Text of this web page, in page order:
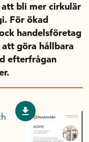
bli mer cirkulär
För ökad
handelsföretag
göra hållbara
efterfrågan